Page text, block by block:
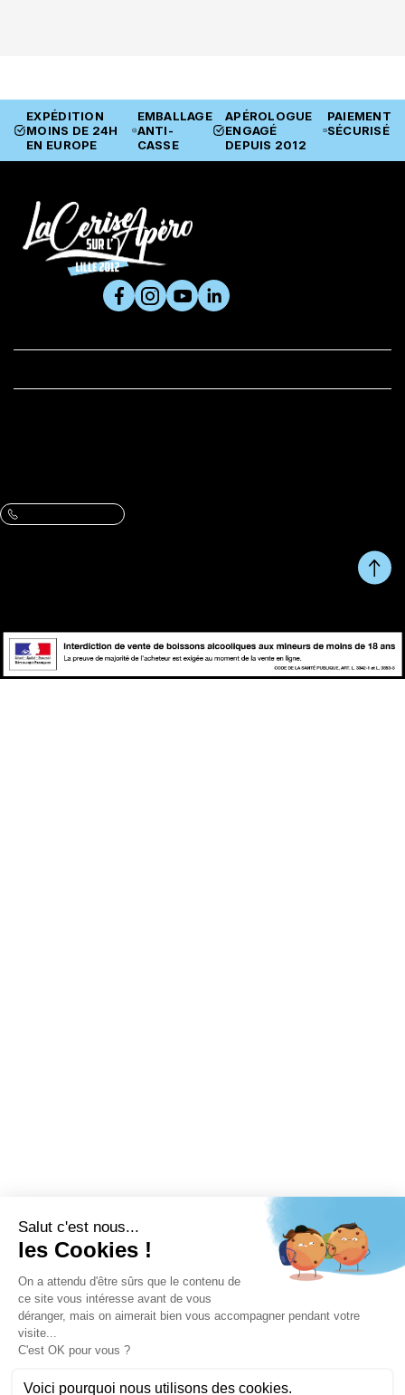
EXPÉDITION
MOINS DE 24H
EN EUROPE
EMBALLAGE
ANTI-
CASSE
APÉROLOGUE
ENGAGÉ
DEPUIS 2012
PAIEMENT
SÉCURISÉ